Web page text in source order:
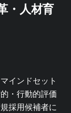
・人材育
インドセット
・行動的評価
採用候補者に